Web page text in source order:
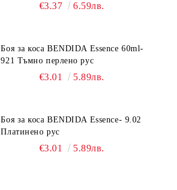
€3.37 6.59лв.
Боя за коса BENDIDA Essence 60ml-
921 Тъмно перлено рус
€3.01 5.89лв.
Боя за коса BENDIDA Essence- 9.02
Платинено рус
€3.01 5.89лв.